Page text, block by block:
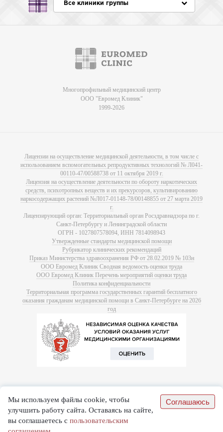
Все клиники группы
Многопрофильный медицинский центр
ООО "Евромед Клиник"
1999-2026
Лицензии на осуществление медицинской деятельности, в том числе с
использованием вспомогательных репродуктивных технологий № Л041-
00110-47/00588738 от 11 октября 2019 г.
Лицензия на осуществление деятельности по обороту наркотических
средств, психотропных веществ и их прекурсоров, культивированию
наркосодержащих растений №Л017-01148-78/00148855 от 27 марта 2019
г.
Лицензирующий орган: Территориальный орган Росздравнадзора по г.
Санкт-Петербургу и Ленинградской области
ОГРН - 1027807578094, ИНН 7814098943
Утвержденные стандарты медицинской помощи
Рубрикатор клинических рекомендаций
Приказ Министерства здравоохранения РФ от 28.02.2019 № 103н
ООО Евромед Клиник Сводная ведомость оценки труда
ООО Евромед Клиник Перечень мероприятий оценки труда
Политика конфиденциальности
Территориальная программа государственных гарантий бесплатного
оказания гражданам медицинской помощи в Санкт-Петербурге на 2026
год
Мы используем файлы cookie, чтобы
улучшить работу сайта. Оставаясь на сайте,
вы соглашаетесь с пользовательским
Соглашаюсь